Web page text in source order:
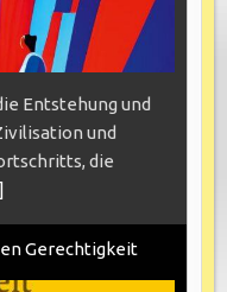
Entstehung und
und
die
Gerechtigkeit